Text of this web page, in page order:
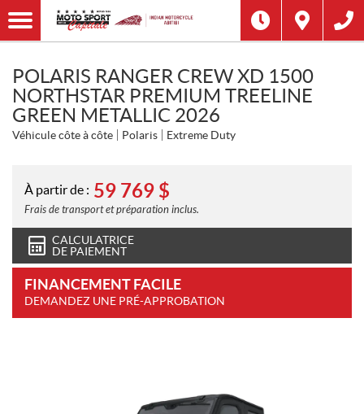
POLARIS RANGER CREW XD 1500
NORTHSTAR PREMIUM TREELINE
GREEN METALLIC 2026
Véhicule côte à côte Polaris Extreme Duty
À partir de : 59 769 $
Frais de transport et préparation inclus.
CALCULATRICE
DE PAIEMENT
FINANCEMENT FACILE
DEMANDEZ UNE PRÉ-APPROBATION